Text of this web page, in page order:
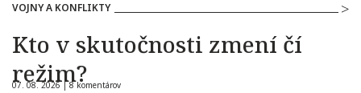
VOJNY A KONFLIKTY
Kto v skutočnosti zmení čí
režim?
07. 08. 2026 |8 komentárov